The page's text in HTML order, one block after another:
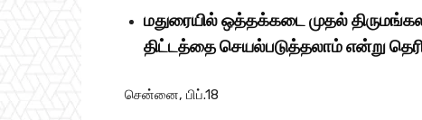
மதுரையில் ஒத்தக்கடை முதல்
திட்டத்தை செயல்படுத்தலாம் என்று
சென்னை, பிப்.18